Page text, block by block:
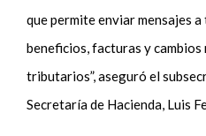
que permite enviar mensajes
beneficios, facturas y
tributarios”, aseguró el
Secretaría de Hacienda, Luis